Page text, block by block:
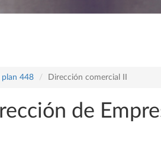
plan 448 Dirección comercial II
de